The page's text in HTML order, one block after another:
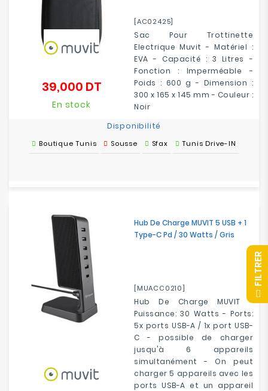
Réseau
Sécurité
Loisirs
[AC02425]
Sac Pour Trottinette
Electrique Muvit - Matériel :
EVA - Capacité : 3 Litres -
Fonction : Imperméable -
Poids : 600 g - Dimension :
300 x 165 x 145 mm - Couleur :
Noir
39,000 DTPrix
En stock
Disponibilité
Boutique Tunis Sousse Sfax Tunis Drive-IN
Hub De Charge MUVIT 5 USB + 1
Type-C Pd / 30 Watts / Gris
[MUACC0210]
Hub De Charge MUVIT -
Puissance: 30 Watts - Ports:
5x ports USB-A / 1x port USB-
C - possible de charger
jusqu'à 6 appareils
simultanément - On peut
charger 5 appareils avec les
ports USB-A et un appareil
R